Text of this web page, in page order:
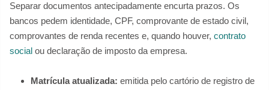
Separar documentos antecipadamente encurta prazos. Os
bancos pedem identidade, CPF, comprovante de estado civil,
comprovantes de renda recentes e, quando houver, contrato
social ou declaração de imposto da empresa.
Matrícula atualizada: emitida pelo cartório de registro de